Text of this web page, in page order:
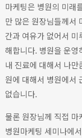
마케팅은 병원의 미래
만 많은 원장님들께서
간과 여유가 없어서
해합니다. 병원을 운
내 진료에 대해서 나
원에 대해서 병원에서
없습니다.
물론 원장님께 직접
병원마케팅 세미나에